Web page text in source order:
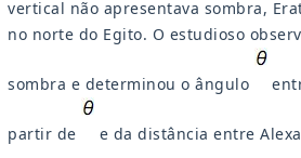
vertical não apresentava sombra,
no norte do Egito. O estudioso
sombra e determinou o ângulo
partir de e da distância entre